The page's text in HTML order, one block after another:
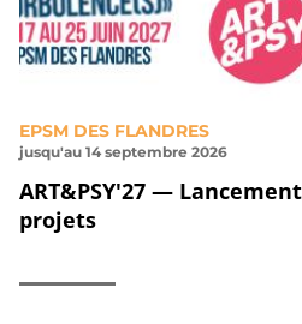
EPSM DES FLANDRES
jusqu'au 14 septembre 2026
ART&PSY'27 —
projets